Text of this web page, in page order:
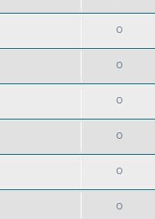
ы
ы
т
ы
0О
т
в
ы
0О
т
в
ы
0О
т
в
ы
0О
т
в
0О
т
в
0О